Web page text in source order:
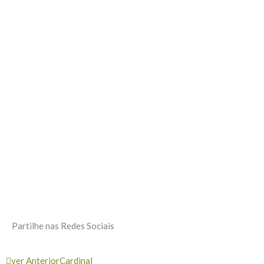
Partilhe nas Redes Sociais
Prev
ver AnteriorCardinal